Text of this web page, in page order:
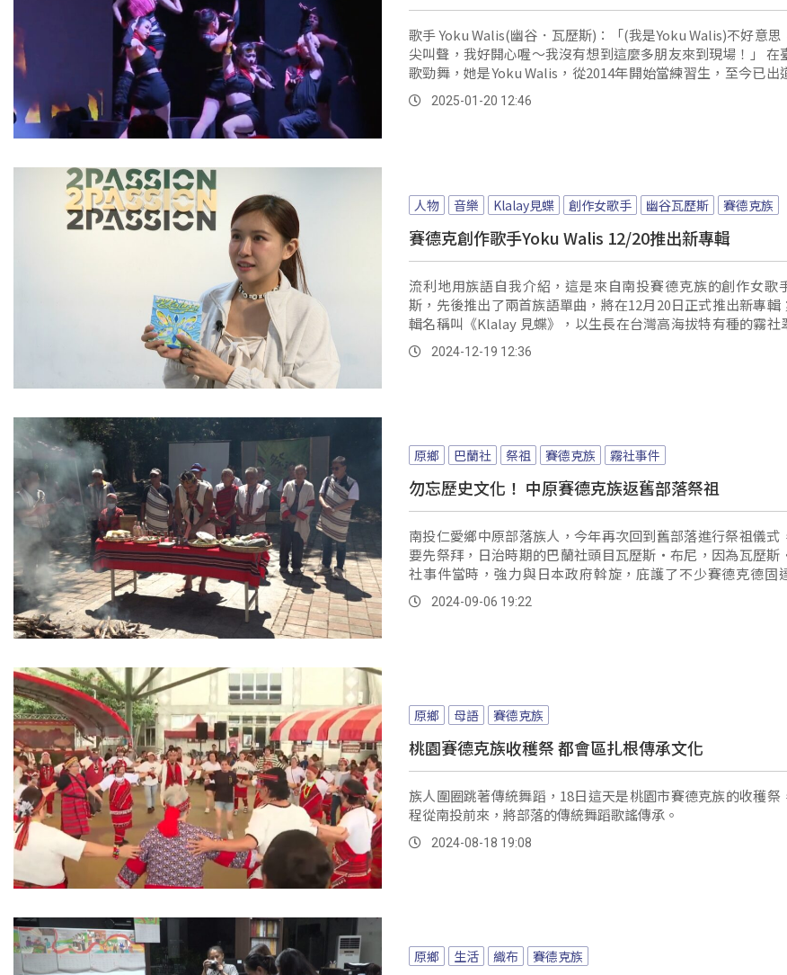
歌手 Yoku Walis(幽谷．瓦歷斯)：「(我是Yoku Walis)不好意思
尖叫聲，我好開心喔～我沒有想到這麼多朋友來到現場！」 在臺上展現熱
歌勁舞，她是Yoku Walis，從2014年開始當練習生，至今已出
了回饋長期以來支持自己的粉絲，18日在台北黑盒子舉辦首場
谷心跳》，運用沉浸式體驗，與粉絲近距離接觸。
2025-01-20 12:46
人物 音樂 Klalay見蝶 創作女歌手 幽谷瓦歷斯 賽德克族
賽德克創作歌手Yoku Walis 12/20推出新專輯
流利地用族語自我介紹，這是來自南投賽德克族的創作女歌
斯，先後推出了兩首族語單曲，將在12月20日正式推出新專輯
輯名稱叫《Klalay 見蝶》，以生長在台灣高海拔特有種的霧社
靈感來源，與幽谷的生長環境背景緊密相連，這隻蝴蝶在面對
遷，卻依然堅韌生存，代表著生命的無限可能及永續不息。
2024-12-19 12:36
原鄉 巴蘭社 祭祖 賽德克族 霧社事件
勿忘歷史文化！ 中原賽德克族返舊部落祭祖
南投仁愛鄉中原部落族人，今年再次回到舊部落進行祭祖儀式
要先祭拜，日治時期的巴蘭社頭目瓦歷斯‧布尼，因為瓦歷
社事件當時，強力與日本政府斡旋，庇護了不少賽德克德固
人，同時避免巴蘭社族人，被捲入霧社事件後的清算，是族人
雄。2024-09-06 19:22
原鄉 母語 賽德克族
桃園賽德克族收穫祭 都會區扎根傳承文化
族人圍圈跳著傳統舞蹈，18日這天是桃園市賽德克族的收穫祭
程從南投前來，將部落的傳統舞蹈歌謠傳承。
2024-08-18 19:08
原鄉 生活 織布 賽德克族